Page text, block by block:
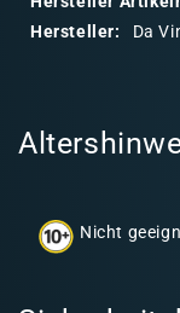
n
Hersteller:
Da
Nicht